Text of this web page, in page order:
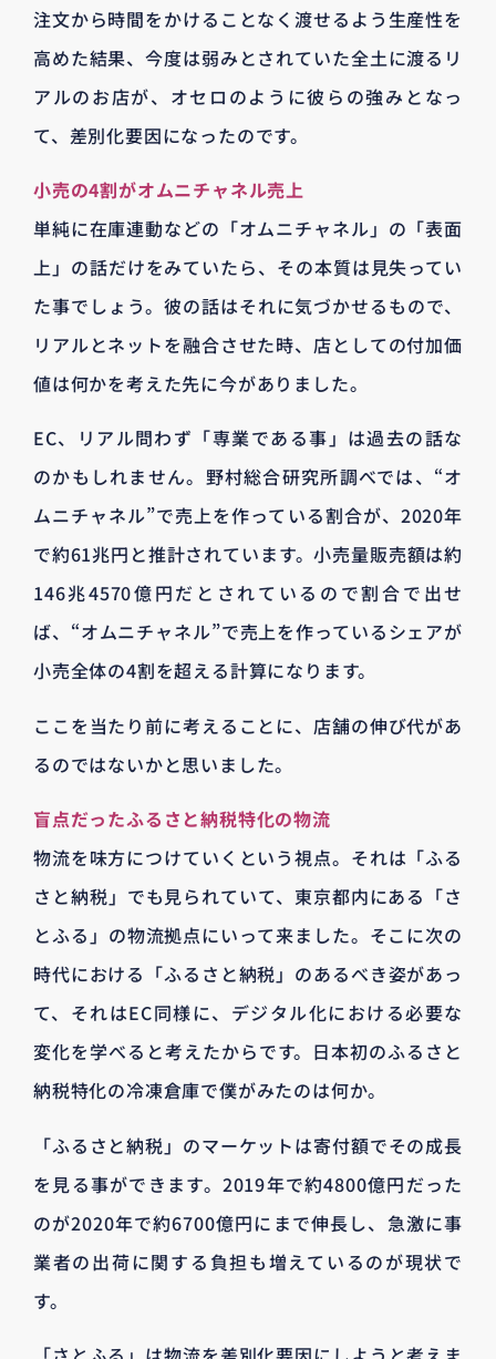
注文から時間をかけることなく渡せるよう生産性を
高めた結果、今度は弱みとされていた全土に渡るリ
アルのお店が、オセロのように彼らの強みとなっ
て、差別化要因になったのです。
小売の4割がオムニチャネル売上
単純に在庫連動などの「オムニチャネル」の「表面
上」の話だけをみていたら、その本質は見失ってい
た事でしょう。彼の話はそれに気づかせるもので、
リアルとネットを融合させた時、店としての付加価
値は何かを考えた先に今がありました。
EC、リアル問わず「専業である事」は過去の話な
のかもしれません。野村総合研究所調べでは、“オ
ムニチャネル”で売上を作っている割合が、2020年
で約61兆円と推計されています。小売量販売額は約
146兆4570億円だとされているので割合で出せ
ば、“オムニチャネル”で売上を作っているシェアが
小売全体の4割を超える計算になります。
ここを当たり前に考えることに、店舗の伸び代があ
るのではないかと思いました。
盲点だったふるさと納税特化の物流
物流を味方につけていくという視点。それは「ふる
さと納税」でも見られていて、東京都内にある「さ
とふる」の物流拠点にいって来ました。そこに次の
時代における「ふるさと納税」のあるべき姿があっ
て、それはEC同様に、デジタル化における必要な
変化を学べると考えたからです。日本初のふるさと
納税特化の冷凍倉庫で僕がみたのは何か。
「ふるさと納税」のマーケットは寄付額でその成長
を見る事ができます。2019年で約4800億円だった
のが2020年で約6700億円にまで伸長し、急激に事
業者の出荷に関する負担も増えているのが現状で
す。